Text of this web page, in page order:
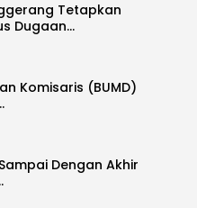
Tetapkan
Dugaan…
Komisaris (BUMD)
Sampai Dengan Akhir